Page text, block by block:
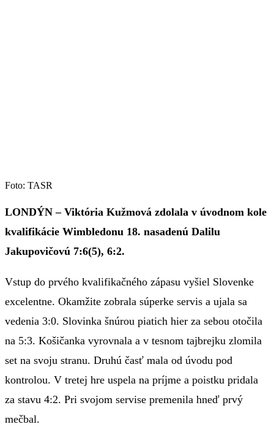
Foto: TASR
LONDÝN – Viktória Kužmová zdolala v úvodnom kole
kvalifikácie Wimbledonu 18. nasadenú Dalilu
Jakupovičovú 7:6(5), 6:2.
Vstup do prvého kvalifikačného zápasu vyšiel Slovenke
excelentne. Okamžite zobrala súperke servis a ujala sa
vedenia 3:0. Slovinka šnúrou piatich hier za sebou otočila
na 5:3. Košičanka vyrovnala a v tesnom tajbrejku zlomila
set na svoju stranu. Druhú časť mala od úvodu pod
kontrolou. V tretej hre uspela na príjme a poistku pridala
za stavu 4:2. Pri svojom servise premenila hneď prvý
mečbal.